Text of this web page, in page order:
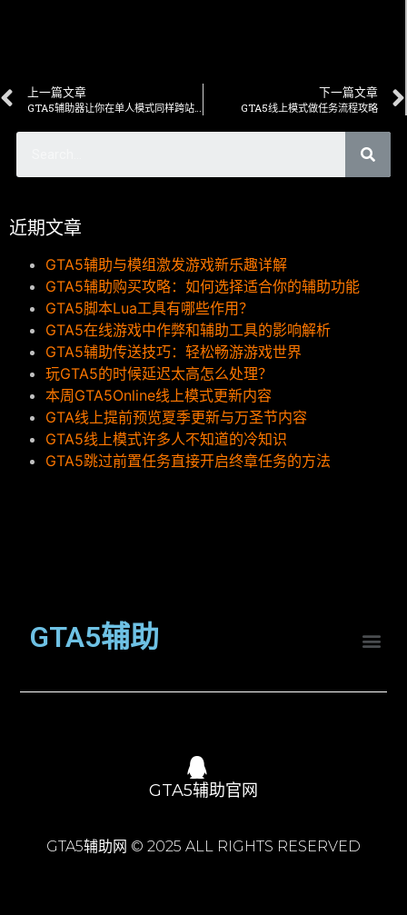
上一篇文章 下一篇文章
GTA5线上模式做任务流程攻略
近期文章
GTA5辅助与模组激发游戏新乐趣详解
GTA5辅助购买攻略：如何选择适合你的辅助功能
GTA5脚本Lua工具有哪些作用？
GTA5在线游戏中作弊和辅助工具的影响解析
GTA5辅助传送技巧：轻松畅游游戏世界
玩GTA5的时候延迟太高怎么处理？
本周GTA5Online线上模式更新内容
GTA线上提前预览夏季更新与万圣节内容
GTA5线上模式许多人不知道的冷知识
GTA5跳过前置任务直接开启终章任务的方法
GTA5辅助
GTA5辅助官网
GTA5辅助网 © 2025 ALL RIGHTS RESERVED